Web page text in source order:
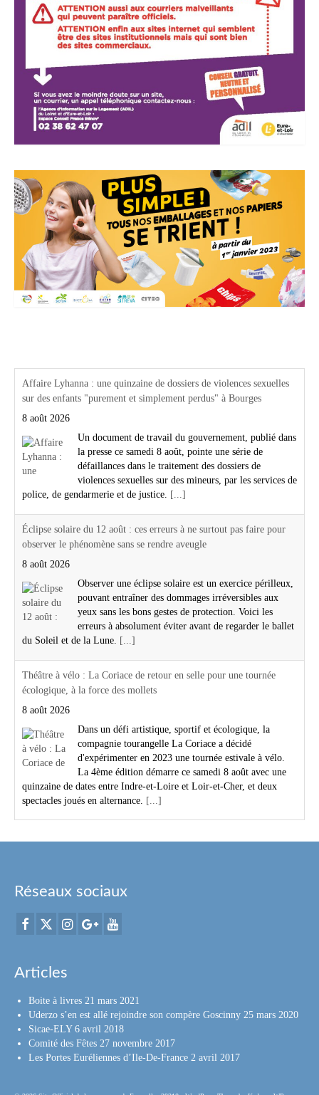
Affaire Lyhanna : une quinzaine de dossiers de violences sexuelles
sur des enfants "purement et simplement perdus" à Bourges
8 août 2026
Un document de travail du gouvernement, publié dans
la presse ce samedi 8 août, pointe une série de
défaillances dans le traitement des dossiers de
violences sexuelles sur des mineurs, par les services de
police, de gendarmerie et de justice. [...]
Éclipse solaire du 12 août : ces erreurs à ne surtout pas faire pour
observer le phénomène sans se rendre aveugle
8 août 2026
Observer une éclipse solaire est un exercice périlleux,
pouvant entraîner des dommages irréversibles aux
yeux sans les bons gestes de protection. Voici les
erreurs à absolument éviter avant de regarder le ballet
du Soleil et de la Lune. [...]
Théâtre à vélo : La Coriace de retour en selle pour une tournée
écologique, à la force des mollets
8 août 2026
Dans un défi artistique, sportif et écologique, la
compagnie tourangelle La Coriace a décidé
d'expérimenter en 2023 une tournée estivale à vélo.
La 4ème édition démarre ce samedi 8 août avec une
quinzaine de dates entre Indre-et-Loire et Loir-et-Cher, et deux
spectacles joués en alternance. [...]
Réseaux sociaux
Articles
Boite à livres 21 mars 2021
Uderzo s’en est allé rejoindre son compère Goscinny 25 mars 2020
Sicae-ELY 6 avril 2018
Comité des Fêtes 27 novembre 2017
Les Portes Euréliennes d’Ile-De-France 2 avril 2017